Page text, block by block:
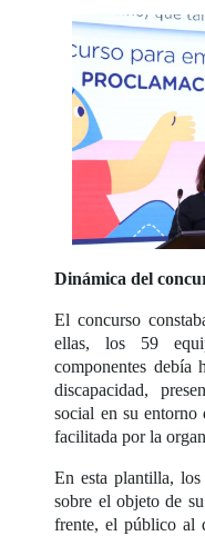
Dinámica del
El concurso
ellas, los 59
componentes debía
discapacidad,
social en su
facilitada por la
En esta plantilla,
sobre el objeto de
frente, el público al